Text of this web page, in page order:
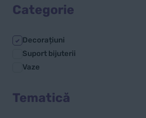
Categorie
Decorațiuni
Suport bijuterii
Vaze
Tematică